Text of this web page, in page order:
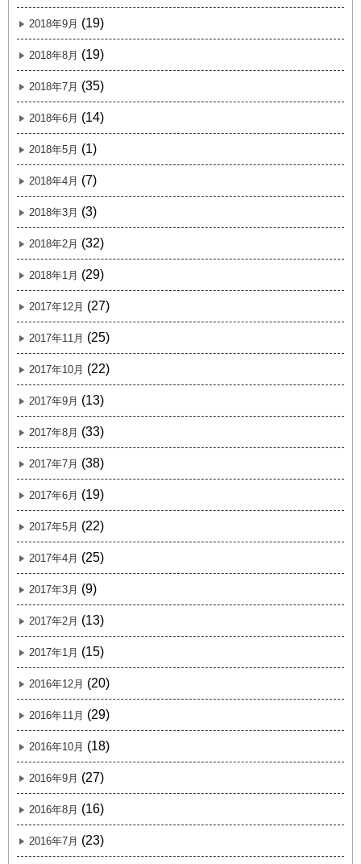
2018年9月 (19)
2018年8月 (19)
2018年7月 (35)
2018年6月 (14)
2018年5月 (1)
2018年4月 (7)
2018年3月 (3)
2018年2月 (32)
2018年1月 (29)
2017年12月 (27)
2017年11月 (25)
2017年10月 (22)
2017年9月 (13)
2017年8月 (33)
2017年7月 (38)
2017年6月 (19)
2017年5月 (22)
2017年4月 (25)
2017年3月 (9)
2017年2月 (13)
2017年1月 (15)
2016年12月 (20)
2016年11月 (29)
2016年10月 (18)
2016年9月 (27)
2016年8月 (16)
2016年7月 (23)